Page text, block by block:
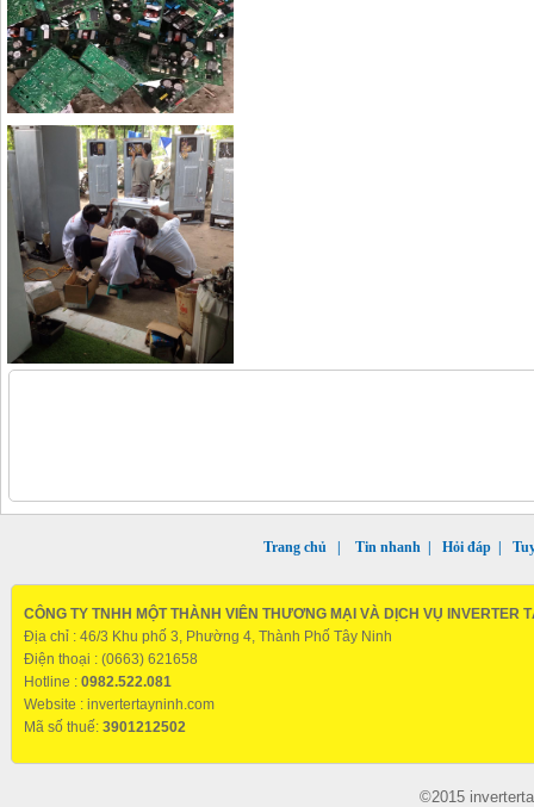
Trang chủ Tin nhanh Hỏi đáp
CÔNG TY TNHH MỘT THÀNH VIÊN THƯƠNG MẠI VÀ DỊCH VỤ INVERTER
Địa chỉ : 46/3 Khu phố 3, Phường 4, Thành Phố Tây Ninh
Điện thoại : (0663) 621658
Hotline : 0982.522.081
Website : invertertayninh.com
Mã số thuế: 3901212502
©2015